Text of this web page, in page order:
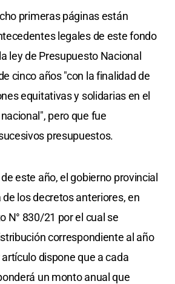
primeras páginas están
legales de este fondo
ley de Presupuesto Nacional
cinco años "con la finalidad de
equitativas y solidarias en el
pero que fue
presupuestos.
este año, el gobierno provincial
los decretos anteriores, en
N° 830/21 por el cual se
correspondiente al año
dispone que a cada
un monto anual que